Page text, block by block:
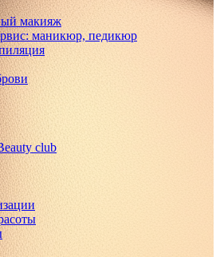
макияж
маникюр, педикюр
club